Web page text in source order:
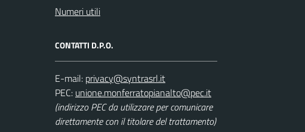
Numeri utili
CONTATTI D.P.O.
E-mail:
PEC:
(indirizzo PEC da utilizzare per comunicare
direttamente con il titolare del trattamento)